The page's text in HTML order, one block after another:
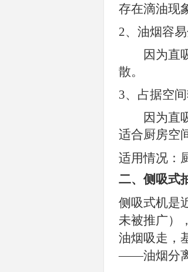
存在滴油现
2、油烟容
因为直吸
散。
3、占据空
因为直吸
适合厨房空
适用情况：
二、侧吸式
侧吸式机是
未被推广）
油烟吸走，
——油烟分离